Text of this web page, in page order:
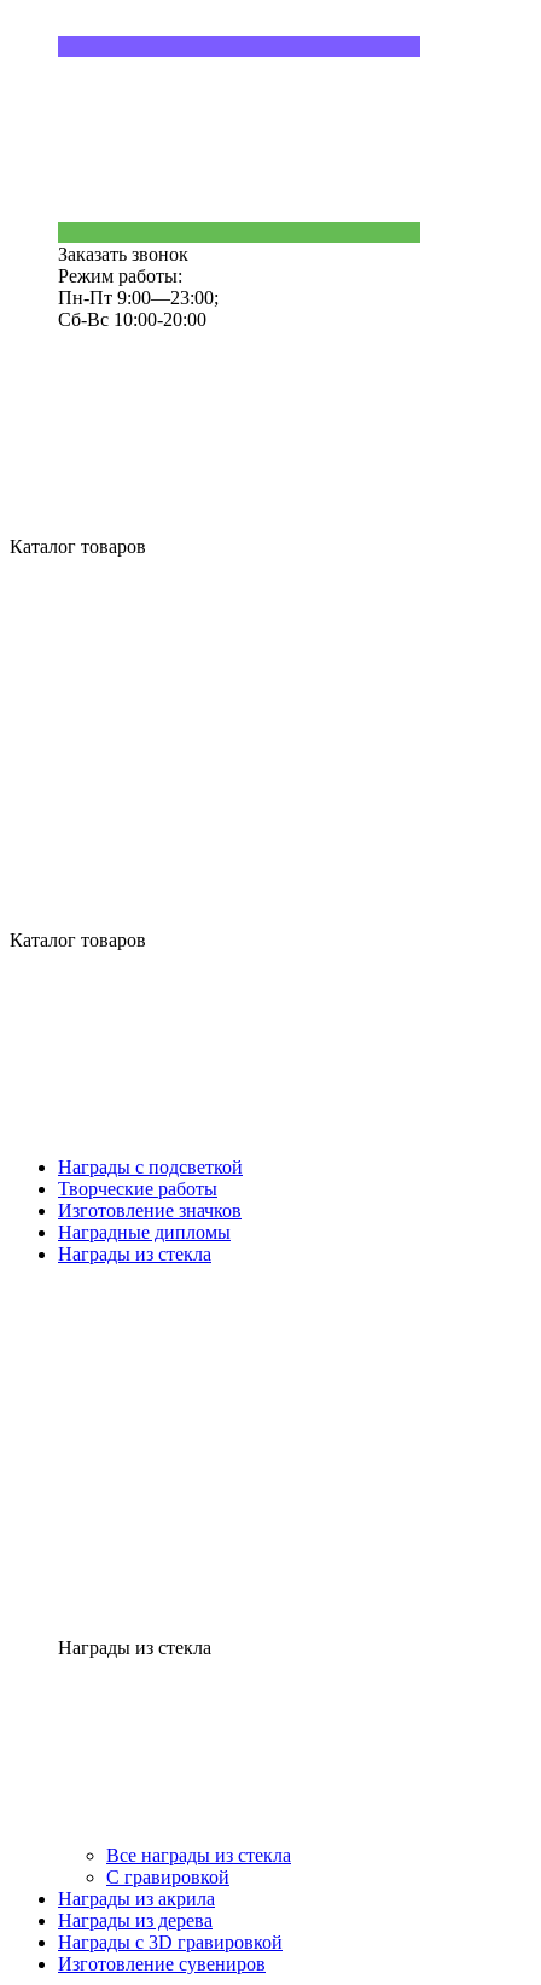
Заказать звонок
Режим работы:
Пн-Пт 9:00—23:00;
Сб-Вс 10:00-20:00
Каталог товаров
Каталог товаров
Награды с подсветкой
Творческие работы
Изготовление значков
Наградные дипломы
Награды из стекла
Награды из стекла
Все награды из стекла
С гравировкой
Награды из акрила
Награды из дерева
Награды с 3D гравировкой
Изготовление сувениров